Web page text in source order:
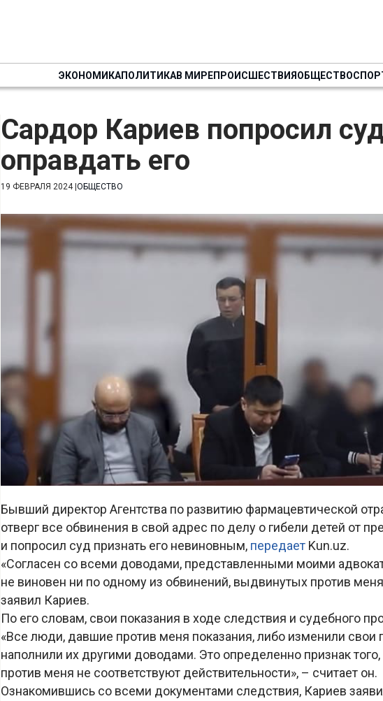
ЭКОНОМИКАПОЛИТИКАВ МИРЕПРОИСШЕСТВИЯОБЩЕСТВО
Сардор Кариев попросил
оправдать его
19 ФЕВРАЛЯ 2024| ОБЩЕСТВО
Бывший директор Агентства по развитию фармацевтической
отверг все обвинения в свой адрес по делу о гибели детей от
и попросил суд признать его невиновным, передает Kun.uz.
«Согласен со всеми доводами, представленными моими
не виновен ни по одному из обвинений, выдвинутых против
заявил Кариев.
По его словам, свои показания в ходе следствия и судебного
«Все люди, давшие против меня показания, либо изменили свои
наполнили их другими доводами. Это определенно признак того,
против меня не соответствуют действительности», – считает он.
Ознакомившись со всеми документами следствия, Кариев